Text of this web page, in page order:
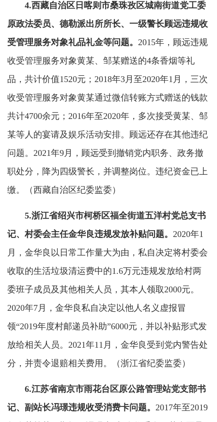
4.西藏自治区日喀则市桑珠孜区城南街道党工委
原政法委员、德勒派出所所长、一级警长顾远违规收
受管理服务对象礼品礼金等问题。 2015年，顾远违规
收受管理服务对象黄某、邹某赠送的4条香烟等礼
品，共计价值1520元；2018年3月至2020年1月，三次
收受管理服务对象黄某通过微信转账方式赠送的钱款
共计4700余元；2016年至2020年，多次接受黄某、邹
某等人的宴请及娱乐活动安排。顾远还存在其他违纪
问题。2021年9月，顾远受到撤销党内职务、政务撤
职处分，降为四级警长，并调整岗位。违纪资金已上
缴。（西藏自治区纪委监委）
5.浙江省绍兴市柯桥区福全街道五洋村党总支书
记、村委会主任金华良违规发放补贴问题。 2020年1
月，金华良以日常工作量大为由，私自决定将村委会
收取的生活垃圾清运费中的1.6万元违规发放给村两
委班子成员及其他相关人员，其本人领取2000元。
2020年7月，金华良私自决定以他人名义虚报冒
领“2019年度村邮递员补助”6000元，并以补贴形式发
放给相关人员。2021年11月，金华良受到党内警告处
分，并责令退赔相关费用。（浙江省纪委监委）
6.江苏省南京市雨花台区原公路管理站党支部书
记、副站长冯璟违规收受消费卡问题。 2017年至2019